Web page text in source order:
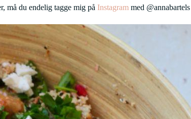
må du endelig tagge mig på Instagram med